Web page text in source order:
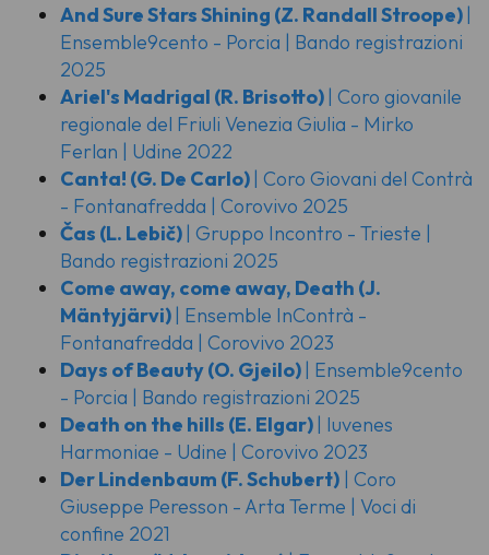
And Sure Stars Shining (Z. Randall Stroope) |
Ensemble9cento - Porcia | Bando registrazioni
2025
Ariel's Madrigal (R. Brisotto) | Coro giovanile
regionale del Friuli Venezia Giulia - Mirko
Ferlan | Udine 2022
Canta! (G. De Carlo) | Coro Giovani del Contrà
- Fontanafredda | Corovivo 2025
Čas (L. Lebič) | Gruppo Incontro - Trieste |
Bando registrazioni 2025
Come away, come away, Death (J.
Mäntyjärvi) | Ensemble InContrà -
Fontanafredda | Corovivo 2023
Days of Beauty(O. Gjeilo) | Ensemble9cento
- Porcia | Bando registrazioni 2025
Death on the hills (E. Elgar) | Iuvenes
Harmoniae - Udine | Corovivo 2023
Der Lindenbaum (F. Schubert) | Coro
Giuseppe Peresson - Arta Terme | Voci di
confine 2021